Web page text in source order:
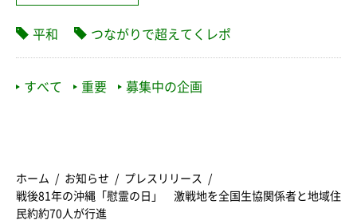
平和 つながりで超えてくレポ
すべて 重要 募集中の企画
ホーム お知らせ
プレスリリース
戦後81年の沖縄「慰霊の日」 激戦地を全国生協関係者と地域住
民約約70人が行進